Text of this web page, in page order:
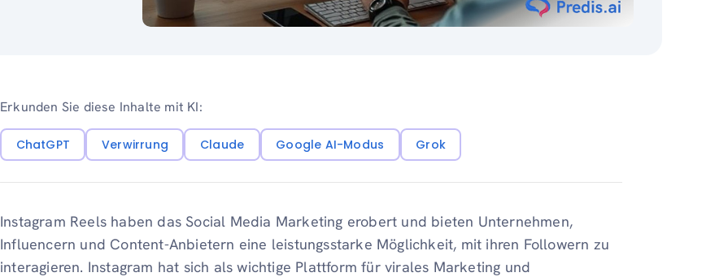
Erkunden Sie diese Inhalte mit KI:
ChatGPT Verwirrung Claude Google AI-Modus Grok
Instagram Reels haben das Social Media Marketing erobert und bieten Unternehmen,
Influencern und Content-Anbietern eine leistungsstarke Möglichkeit, mit ihren Followern zu
interagieren. Instagram hat sich als wichtige Plattform für virales Marketing und